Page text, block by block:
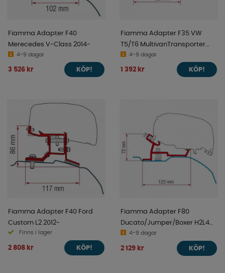
Fiamma Adapter F40
Merecedes V-Class 2014-
4-9 dagar
3 526 kr KÖP!
Fiamma Adapter F35 VW
T5/T6 MultivanTransporter
2003-4-9 dagar
1 392 kr KÖP!
Fiamma Adapter F40 Ford
Custom L2 2012-
Finns i lager
2 808 kr KÖP!
Fiamma Adapter F80
Ducato/Jumper/Boxer H2L4
2006-4-9 dagar
2 129 kr KÖP!